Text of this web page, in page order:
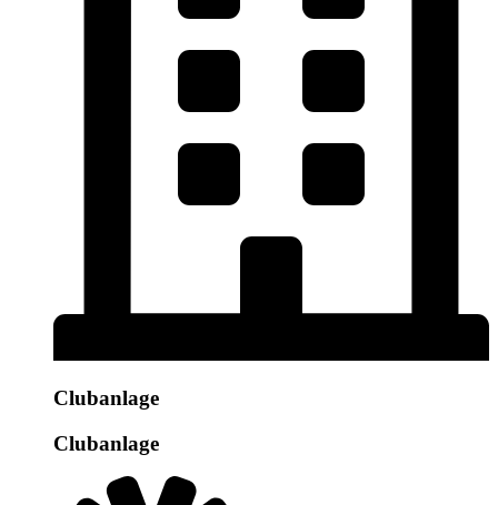
Clubanlage
Clubanlage